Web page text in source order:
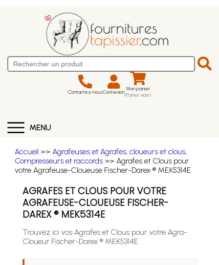
Contactez-nousConnexion Mon panier
(Panier vide)
MENU
Accueil >> Agrafeuses et Agrafes, cloueurs et clous,
Compresseurs et raccords >> Agrafes et Clous pour
votre Agrafeuse-Cloueuse Fischer-Darex ® MEK5314E
AGRAFES ET CLOUS POUR VOTRE
AGRAFEUSE-CLOUEUSE FISCHER-
DAREX ® MEK5314E
Trouvez ici vos Agrafes et Clous pour votre Agra-
Cloueur Fischer-Darex ® MEK5314E